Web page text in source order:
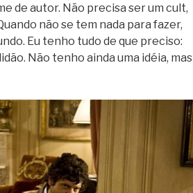
de autor. Não precisa ser um cult,
não se tem nada para fazer,
Eu tenho tudo de que preciso:
Não tenho ainda uma idéia, mas